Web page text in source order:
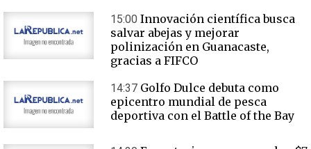
15:00 Innovación científica busca
salvar abejas y mejorar
polinización en Guanacaste,
gracias a FIFCO
14:37 Golfo Dulce debuta como
epicentro mundial de pesca
deportiva con el Battle of the Bay